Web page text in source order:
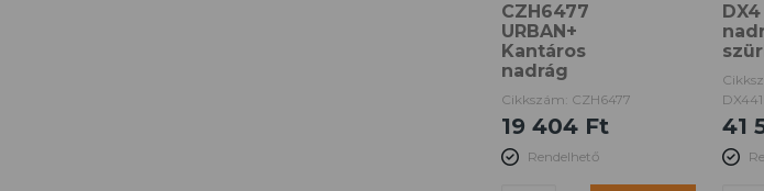
CZH6477
URBAN+
Kantáros
nadrág
Cikkszám: CZH6477
19 404 Ft
Rendelhető
41